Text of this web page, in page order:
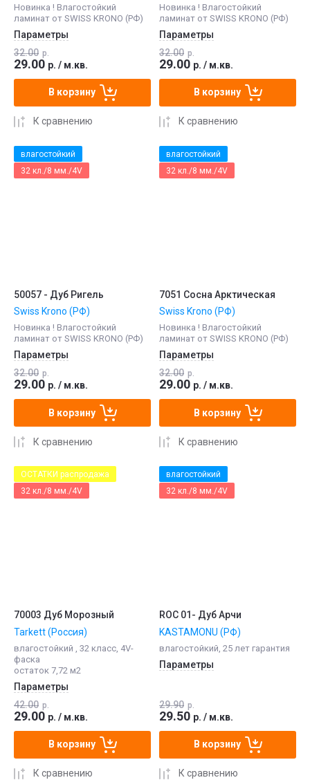
Новинка ! Влагостойкий
ламинат от SWISS KRONO (РФ)
Параметры
32.00 р.
29.00 р. / м.кв.
В корзину
К сравнению
Новинка ! Влагостойкий
ламинат от SWISS KRONO (РФ)
Параметры
32.00 р.
29.00 р. / м.кв.
В корзину
К сравнению
влагостойкий
32 кл./8 мм./4V
50057 - Дуб Ригель
Swiss Krono (РФ)
Новинка ! Влагостойкий
ламинат от SWISS KRONO (РФ)
Параметры
32.00 р.
29.00 р. / м.кв.
В корзину
К сравнению
влагостойкий
32 кл./8 мм./4V
7051 Сосна Арктическая
Swiss Krono (РФ)
Новинка ! Влагостойкий
ламинат от SWISS KRONO (РФ)
Параметры
32.00 р.
29.00 р. / м.кв.
В корзину
К сравнению
ОСТАТКИ распродажа
32 кл./8 мм./4V
70003 Дуб Морозный
Tarkett (Россия)
влагостойкий , 32 класс, 4V-
фаска
остаток 7,72 м2
Параметры
42.00 р.
29.00 р. / м.кв.
В корзину
К сравнению
влагостойкий
32 кл./8 мм./4V
ROC 01- Дуб Арчи
KASTAMONU (РФ)
влагостойкий, 25 лет гарантия
Параметры
29.90 р.
29.50 р. / м.кв.
В корзину
К сравнению